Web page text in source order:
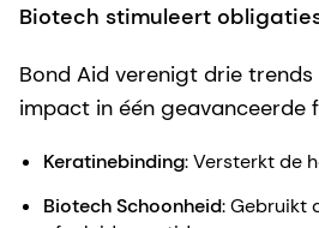
Biotech stimuleert
Bond Aid verenigt drie
impact in één geavanceerde
Keratinebinding: Versterkt de
Biotech Schoonheid: Gebruikt